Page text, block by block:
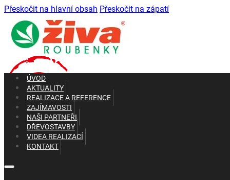
Přeskočit na hlavní obsah Přeskočit na zápatí
+420 602 661 287
+420 465 637 010
ÚVOD
AKTUALITY
REALIZACE A REFERENCE
ZAJÍMAVOSTI
NAŠI PARTNEŘI
DŘEVOSTAVBY
VIDEA REALIZACÍ
KONTAKT